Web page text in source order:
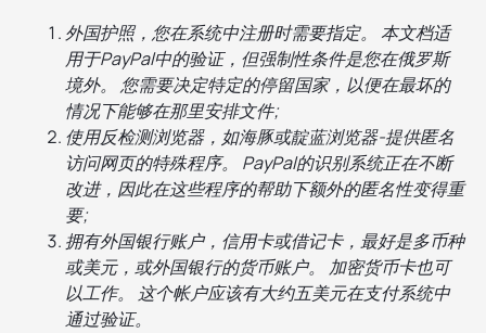
外国护照，您在系统中注册时需要指定。 本文档适
用于PayPal中的验证，但强制性条件是您在俄罗斯
境外。 您需要决定特定的停留国家，以便在最坏的
情况下能够在那里安排文件;
使用反检测浏览器，如海豚或靛蓝浏览器-提供匿名
访问网页的特殊程序。 PayPal的识别系统正在不断
改进，因此在这些程序的帮助下额外的匿名性变得重
要;
拥有外国银行账户，信用卡或借记卡，最好是多币种
或美元，或外国银行的货币账户。 加密货币卡也可
以工作。 这个帐户应该有大约五美元在支付系统中
通过验证。